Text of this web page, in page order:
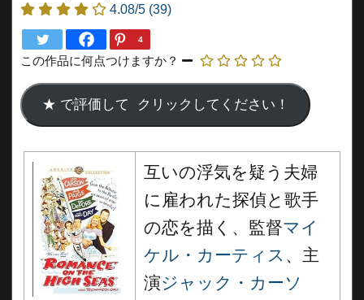
4.08/5 (39)
4
この作品に何点つけますか？
互いの浮気を疑う夫婦
に雇われた探偵と歌手
の恋を描く、監督マイ
ケル・カーティス 、主
演ジャック・カーソ